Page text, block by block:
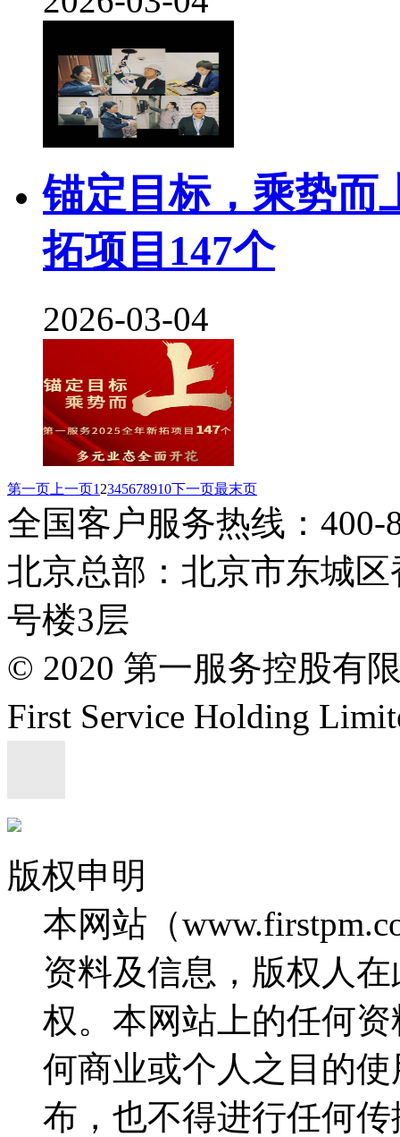
锚定目标，乘势而
拓项目147个
2026-03-04
第一页 上一页1 2345678910下一页最末页
全国客户服务热线：400-
北京总部：北京市东城
号楼3层
© 2020 第一服务控股有
First Service Holding
版权申明
本网站（
资料及信息，版权人
权。本网站上的任何
何商业或个人之目的
布，也不得进行任何